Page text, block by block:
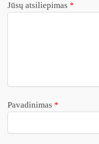
Jūsų atsiliepimas *
Pavadinimas *